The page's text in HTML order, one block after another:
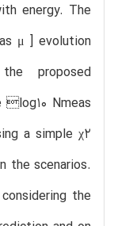
energy. The
μ ] evolution
proposed
Nmeas
a simple χ2
the scenarios.
the